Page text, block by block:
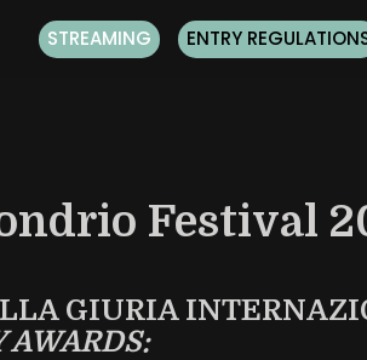
STREAMING ENTRY
Festival
GIURIA